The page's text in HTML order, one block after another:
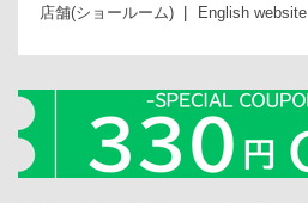
店舗(ショールーム) English website